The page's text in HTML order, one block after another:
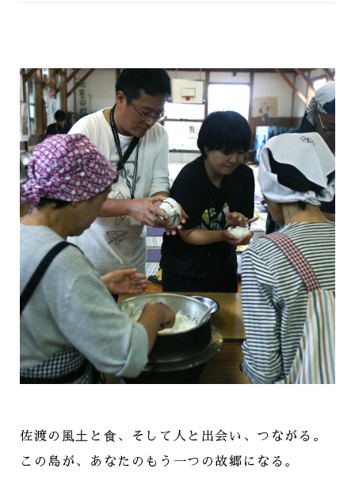
佐渡の⾵⼟と⾷、
そして人と出会い、つながる。
この島が、あなたのもう一つの故郷になる。